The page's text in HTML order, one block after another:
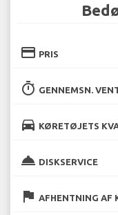
credit_card PRIS
timer GENNEMSN.
directions_car KØRETØJETS
room_service DISKSERVICE
flag AFHENTNING AF